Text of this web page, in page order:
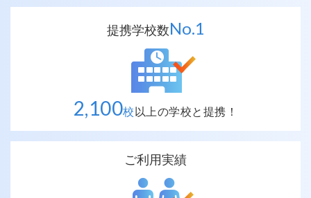
提携学校数No.1
2,100校以上の学校と提携！
ご利用実績